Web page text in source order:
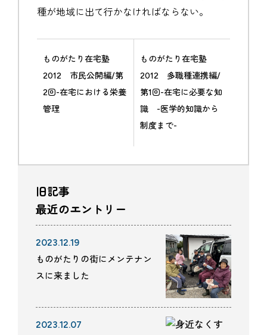
種が地域に出て行かなければならない。
ものがたり在宅塾
2012 市民公開編/第
2回-在宅における栄養
管理
ものがたり在宅塾
2012 多職種連携編/
第1回-在宅に必要な知
識 -医学的知識から
制度まで-
旧記事
最近のエントリー
2023.12.19
ものがたりの街にメンテナン
スに来ました
2023.12.07